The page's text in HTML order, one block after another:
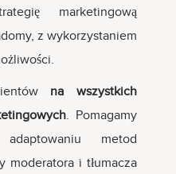
marketingową
z wykorzystaniem
na wszystkich
. Pomagamy
metod
moderatora i tłumacza